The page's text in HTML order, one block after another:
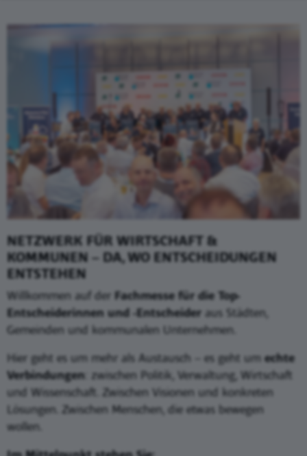
NETZWERK FÜR WIRTSCHAFT &
KOMMUNEN – DA, WO ENTSCHEIDUNGEN
ENTSTEHEN
Willkommen auf der Fachmesse für die Top-
Entscheiderinnen und -Entscheider aus Städten,
Gemeinden und kommunalen Unternehmen.
Hier geht es um mehr als Austausch – es geht umechte
Verbindungen : zwischen Politik, Verwaltung, Wirtschaft
und Wissenschaft. Zwischen Visionen und konkreten
Lösungen. Zwischen Menschen, die etwas bewegen
wollen.